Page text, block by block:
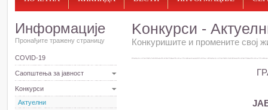
Информације
Пронађите тражену страницу
COVID-19
Саопштења за јавност
Kонкурси
Актуелни
Kонкурси -
Конкуришите и промените свој